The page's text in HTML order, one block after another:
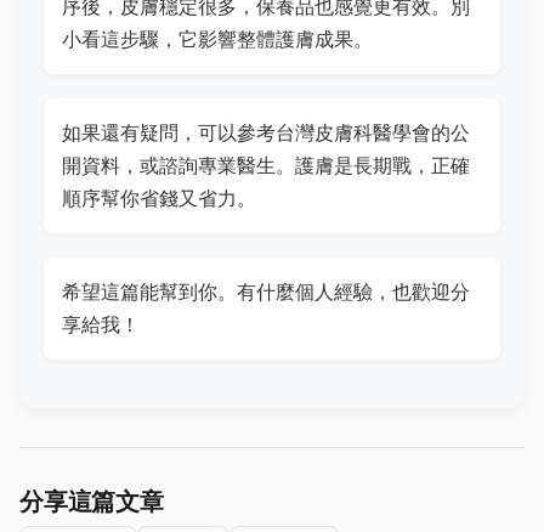
序後，皮膚穩定很多，保養品也感覺更有效。別
小看這步驟，它影響整體護膚成果。
如果還有疑問，可以參考台灣皮膚科醫學會的公
開資料，或諮詢專業醫生。護膚是長期戰，正確
順序幫你省錢又省力。
希望這篇能幫到你。有什麼個人經驗，也歡迎分
享給我！
分享這篇文章